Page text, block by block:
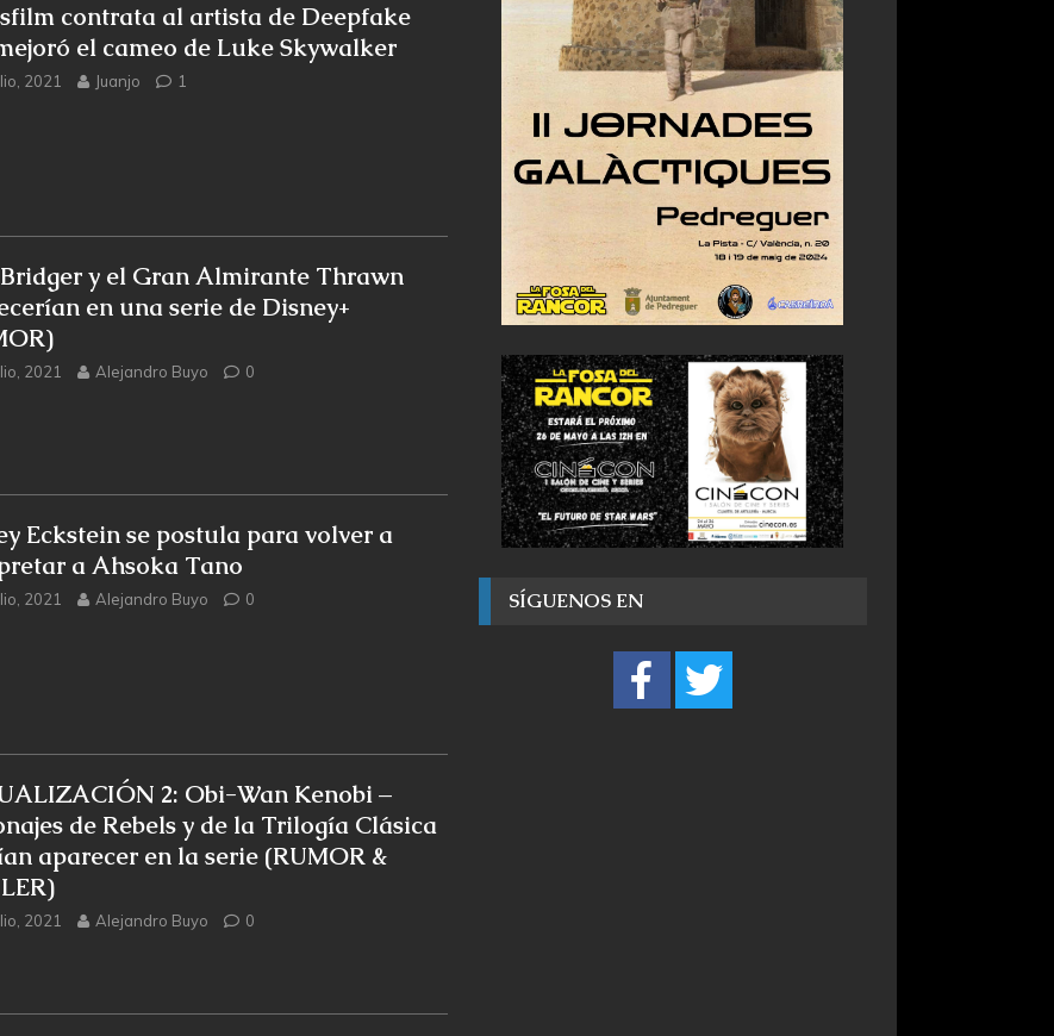
contrata al artista de Deepfake
el cameo de Luke Skywalker
2021 Juanjo 1
y el Gran Almirante Thrawn
en una serie de Disney+
2021 Alejandro Buyo 0
Eckstein se postula para volver a
a Ahsoka Tano
2021 Alejandro Buyo 0
2: Obi-Wan Kenobi –
de Rebels y de la Trilogía Clásica
aparecer en la serie (RUMOR &
2021 Alejandro Buyo 0
SÍGUENOS EN